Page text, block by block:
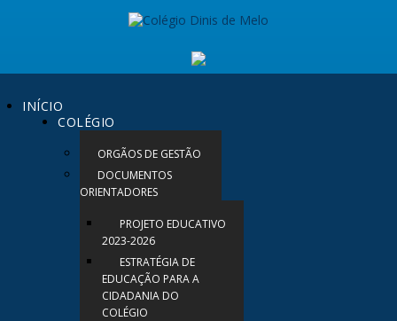
INÍCIO
COLÉGIO
ORGÃOS DE GESTÃO
DOCUMENTOS
ORIENTADORES
PROJETO EDUCATIVO
2023-2026
ESTRATÉGIA DE
EDUCAÇÃO PARA A
CIDADANIA DO
COLÉGIO